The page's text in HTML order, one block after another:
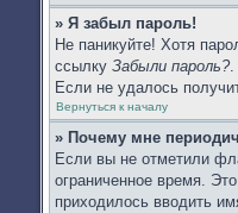
» Я забыл пароль!
Не паникуйте! Хотя
ссылку Забыли пароль?.
Если не удалось
Вернуться к началу
» Почему мне
Если вы не отметили
ограниченное время.
приходилось вводить